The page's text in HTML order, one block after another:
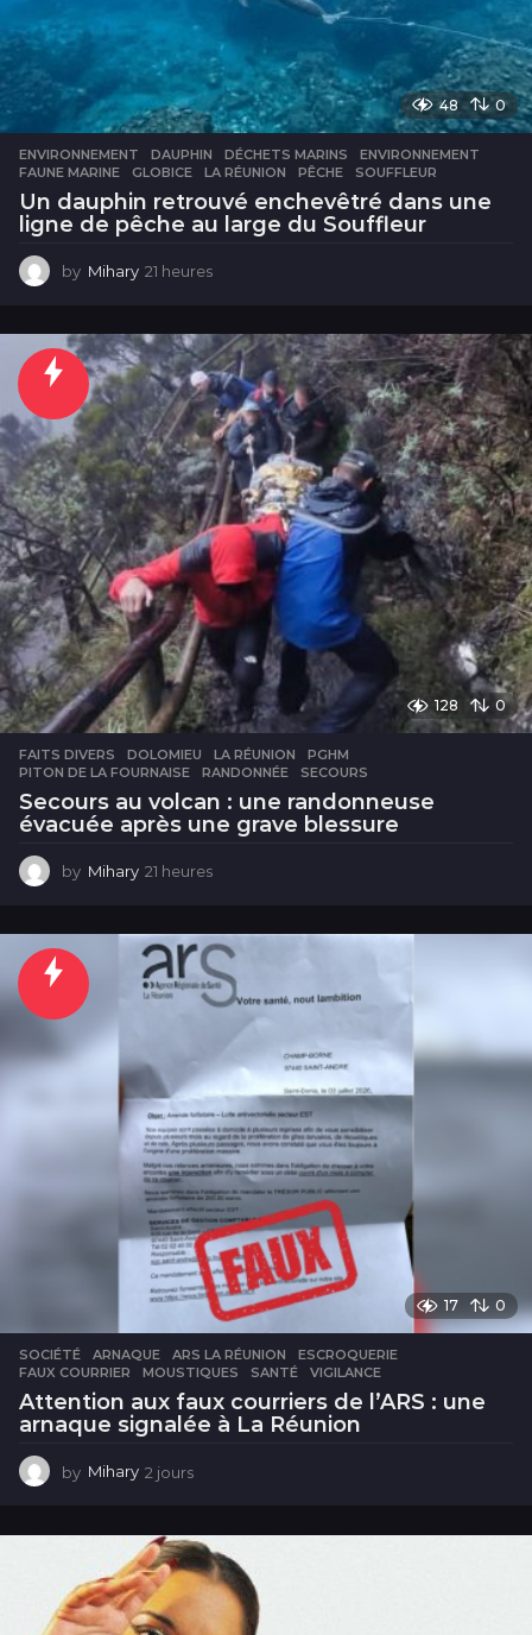
48 0
ENVIRONNEMENT DAUPHIN ,DÉCHETS MARINS ,ENVIRONNEMENT
FAUNE MARINE
,GLOBICE ,LA RÉUNION ,PÊCHE ,SOUFFLEUR
Un dauphin retrouvé enchevêtré dans une
ligne de pêche au large du Souffleur
by Mihary 21 heures
e
u
r
e
s
128 0
FAITS DIVERS DOLOMIEU ,LA RÉUNION ,PGHM
PITON DE LA FOURNAISE
,RANDONNÉE ,SECOURS
Secours au volcan : une randonneuse
évacuée après une grave blessure
by Mihary 21 heures
e
r
e
17 0
SOCIÉTÉ ARNAQUE ,ARS LA RÉUNION ,ESCROQUERIE
FAUX COURRIER
,MOUSTIQUES ,SANTÉ ,VIGILANCE
Attention aux faux courriers de l’ARS : une
arnaque signalée à La Réunion
by Mihary 2 jours
u
r